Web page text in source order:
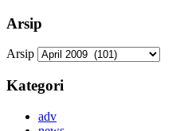
Arsip
Arsip
Kategori
adv